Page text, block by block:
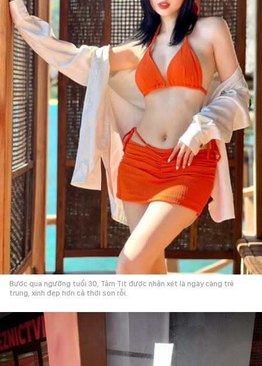
Bước qua ngưỡng tuổi 30, Tâm Tít được nhận xét là ngày càng trẻ
trung, xinh đẹp hơn cả thời son rỗi.